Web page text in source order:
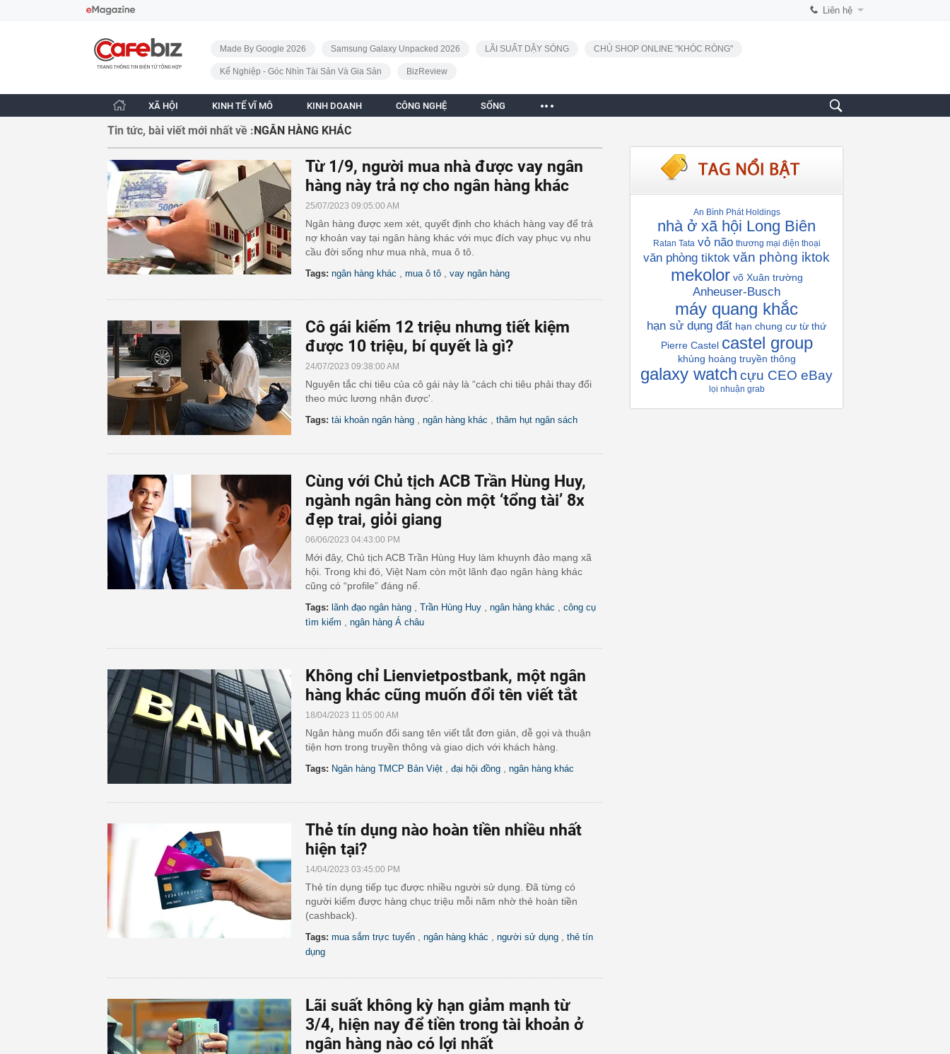
Liên hệ
CafeBiz - Trang chủ
Made By Google 2026
Samsung Galaxy Unpacked 2026 LÃI SUẤT DẬY SÓNG CHỦ SHOP ONLINE "KHÓC RÒNG"
Kế Nghiệp - Góc Nhìn Tài Sản Và Gia Sản BizReview
XÃ HỘI KINH TẾ VĨ MÔ KINH DOANH CÔNG NGHỆ SỐNG
Tin tức, bài viết mới nhất về :NGÂN HÀNG KHÁC
Từ 1/9, người mua nhà được vay ngân
hàng này trả nợ cho ngân hàng khác
25/07/2023 09:05:00 AM
Ngân hàng được xem xét, quyết định cho khách hàng vay để trả
nợ khoản vay tại ngân hàng khác với mục đích vay phục vụ nhu
cầu đời sống như mua nhà, mua ô tô.
Tags: ngân hàng khác mua ô tô vay ngân hàng
Cô gái kiếm 12 triệu nhưng tiết kiệm
được 10 triệu, bí quyết là gì?
24/07/2023 09:38:00 AM
Nguyên tắc chi tiêu của cô gái này là “cách chi tiêu phải thay đổi
theo mức lương nhận được'.
Tags: tài khoản ngân hàng ngân hàng khác thâm hụt ngân sách
Cùng với Chủ tịch ACB Trần Hùng Huy,
ngành ngân hàng còn một ‘tổng tài’ 8x
đẹp trai, giỏi giang
06/06/2023 04:43:00 PM
Mới đây, Chủ tịch ACB Trần Hùng Huy làm khuynh đảo mạng xã
hội. Trong khi đó, Việt Nam còn một lãnh đạo ngân hàng khác
cũng có “profile” đáng nể.
Tags: lãnh đạo ngân hàng Trần Hùng Huy ngân hàng khác
công cụ
tìm kiếm
ngân hàng Á châu
Không chỉ Lienvietpostbank, một ngân
hàng khác cũng muốn đổi tên viết tắt
18/04/2023 11:05:00 AM
Ngân hàng muốn đổi sang tên viết tắt đơn giản, dễ gọi và thuận
tiện hơn trong truyền thông và giao dịch với khách hàng.
Tags: Ngân hàng TMCP Bản Việt đại hội đồng ngân hàng khác
Thẻ tín dụng nào hoàn tiền nhiều nhất
hiện tại?
14/04/2023 03:45:00 PM
Thẻ tín dụng tiếp tục được nhiều người sử dụng. Đã từng có
người kiếm được hàng chục triệu mỗi năm nhờ thẻ hoàn tiền
(cashback).
Tags: mua sắm trực tuyến ngân hàng khác người sử dụng
thẻ tín
dụng
Lãi suất không kỳ hạn giảm mạnh từ
3/4, hiện nay để tiền trong tài khoản ở
ngân hàng nào có lợi nhất
An Bình Phát Holdings
nhà ở xã hội Long Biên
Ratan Tata vỏ não thương mại điện thoại
văn phòng tiktok văn phòng iktok
mekolor võ Xuân trường
Anheuser-Busch
máy quang khắc
hạn sử dụng đất hạn chung cư từ thứ
Pierre Castel castel group
khủng hoàng truyền thông
galaxy watch cựu CEO eBay
lọi nhuận grab